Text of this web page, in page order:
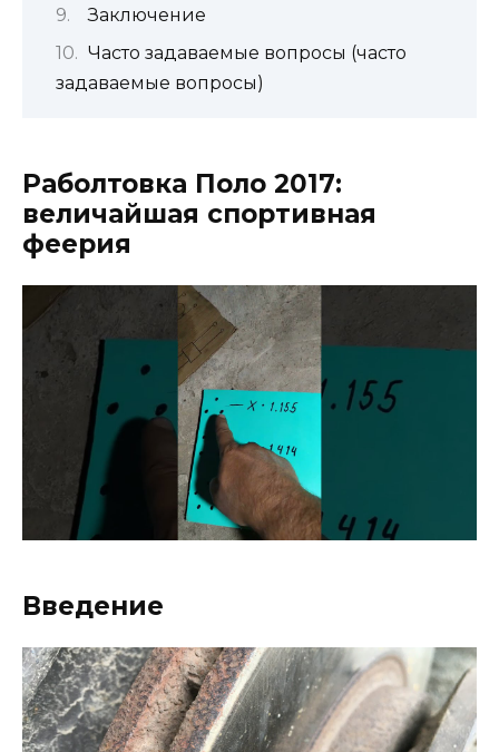
Заключение
Часто задаваемые вопросы (часто
задаваемые вопросы)
Раболтовка Поло 2017:
величайшая спортивная
феерия
Введение